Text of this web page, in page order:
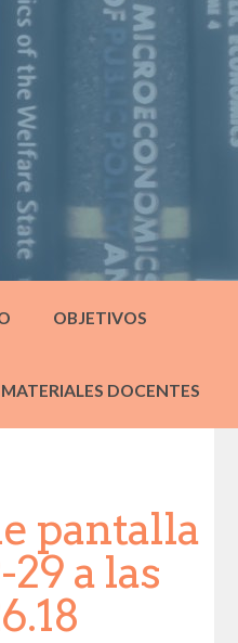
OBJETIVOS
MATERIALES DOCENTES
pantalla
a las